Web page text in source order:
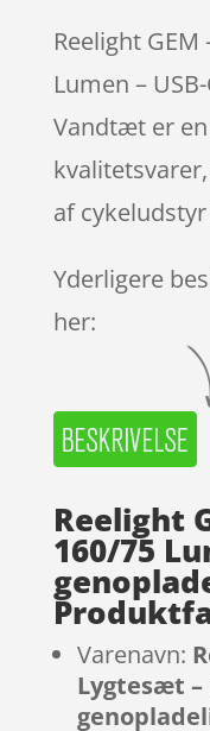
ømmels
er
Reelight
Lumen –
Vandtæt er
af
Yderligere
her:
Reelight
160/75
Varenavn:
Lygtesæt –